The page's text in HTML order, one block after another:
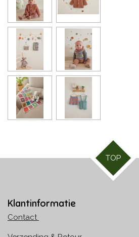
TOP
Klantinformatie
Contact